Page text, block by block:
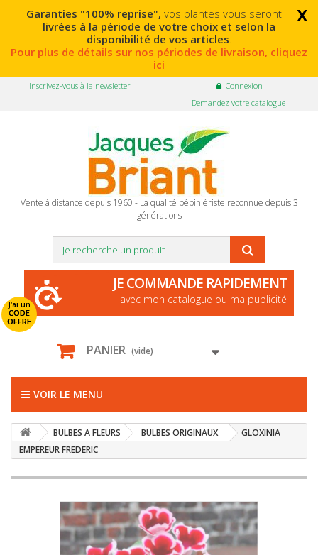
x
Garanties "100% reprise", vos plantes vous seront
livrées à la période de votre choix et selon la
disponibilité de vos articles.
Pour plus de détails sur nos périodes de livraison, cliquez
ici
Connexion
Inscrivez-vous à la newsletter
Demandez votre catalogue
Vente à distance depuis 1960 - La qualité pépiniériste reconnue depuis 3
générations
J'ai un
CODE
OFFRE
JE COMMANDE RAPIDEMENT
avec mon catalogue ou ma publicité
PANIER (vide)
VOIR LE MENU
BULBES A FLEURS BULBES ORIGINAUX
GLOXINIA
EMPEREUR FREDERIC